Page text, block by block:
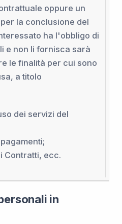
oppure un
la conclusione del
ha l'obbligo di
e non li fornisca sarà
le finalità per cui sono
a titolo
dei servizi del
Contratti, ecc.
in